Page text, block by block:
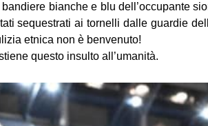
bandiere bianche e blu dell’occupante
sequestrati ai tornelli dalle guardie
etnica non è benvenuto!
questo insulto all’umanità.